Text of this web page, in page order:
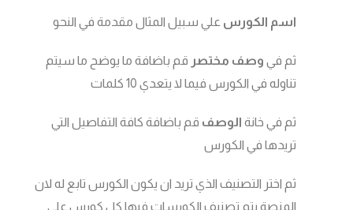
اسم الكورس علي سبيل المثال مقدمة في النحو
ثم في وصف مختصر قم باضافة ما يوضح ما سيتم
تناوله في الكورس فيما لا يتعدي 10 كلمات
ثم في خانة الوصف قم باضافة كافة التفاصيل التي
تريدها في الكورس
ثم اختر التصنيف الذي تريد ان يكون الكورس تابع له لان
المنصة يتم تصنيف الكورسات فيها كل كورس علي